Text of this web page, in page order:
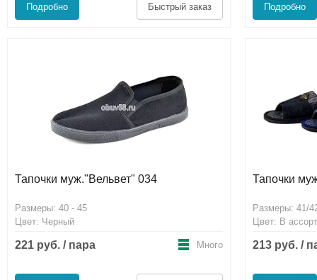
Подробно Быстрый заказ Подробно
Тапочки муж."Вельвет" 034
Размеры: 40 - 45
Цвет: Черный
221 руб. / пара Много
Тапочки
Размеры: 41/
Цвет: В
213 руб. /